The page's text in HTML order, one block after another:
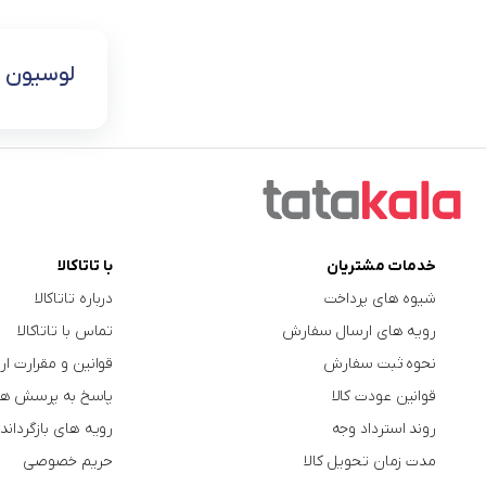
خدمات مشتریان
شیوه های پرداخت
رویه های ارسال سفارش
نحوه ثبت سفارش
قوانین عودت کالا
روند استرداد وجه
مدت زمان تحویل کالا
با تاتاکالا
درباره تاتاکالا
تماس با تاتاکالا
قوانین و مقرارت
پاسخ به پرسش
رویه های
حریم خصوصی